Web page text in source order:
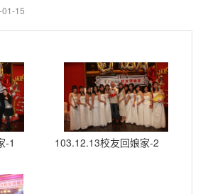
15
-1 103.12.13校友回娘家-2